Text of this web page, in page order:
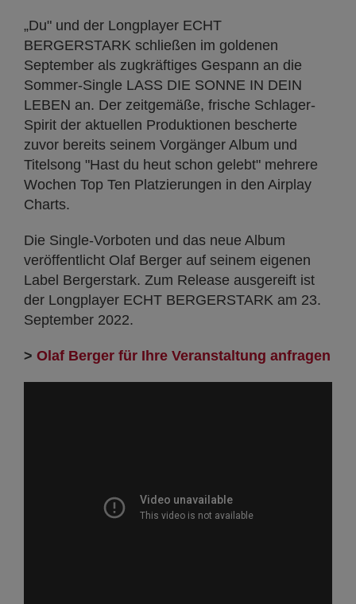
„Du" und der Longplayer ECHT
BERGERSTARK schließen im goldenen
September als zugkräftiges Gespann an die
Sommer-Single LASS DIE SONNE IN DEIN
LEBEN an. Der zeitgemäße, frische Schlager-
Spirit der aktuellen Produktionen bescherte
zuvor bereits seinem Vorgänger Album und
Titelsong "Hast du heut schon gelebt" mehrere
Wochen Top Ten Platzierungen in den Airplay
Charts.
Die Single-Vorboten und das neue Album
veröffentlicht Olaf Berger auf seinem eigenen
Label Bergerstark. Zum Release ausgereift ist
der Longplayer ECHT BERGERSTARK am 23.
September 2022.
> Olaf Berger für Ihre Veranstaltung anfragen